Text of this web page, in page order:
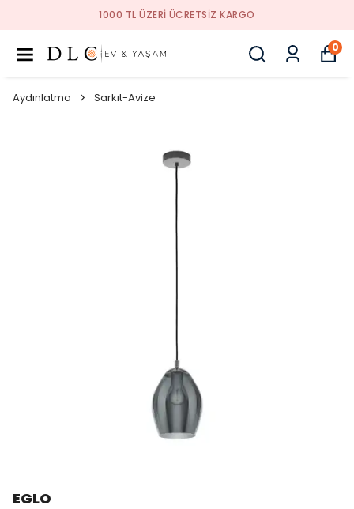
1000 TL ÜZERI ÜCRETSIZ KARGO
0
Aydınlatma Sarkıt-Avize
EGLO